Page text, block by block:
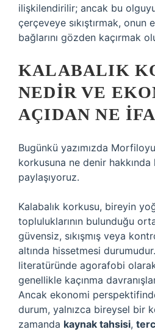
ilişkilendirilir; ancak bu
çerçeveye sıkıştırmak,
bağlarını gözden kaçırmak
KALABALIK
NEDIR VE
AÇIDAN NE
Bugünkü yazımızda
korkusuna ne denir hakkında
paylaşıyoruz.
Kalabalık korkusu, bireyin
topluluklarının bulunduğu
güvensiz, sıkışmış veya
altında hissetmesi
literatüründe agorafobi
genellikle kaçınma
Ancak ekonomi
durum, yalnızca bireysel bir
zamanda kaynak tahsisi,